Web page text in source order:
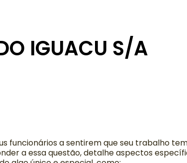
IGUACU S/A
funcionários a sentirem que seu trabalho
a essa questão, detalhe aspectos